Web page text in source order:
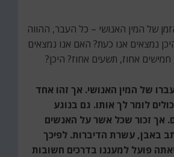
של המין האנושי – כל העבר, ההווה
נמצאים אנו כעת? האם אנו נמצאים
אחוז, תשעים אחוז? היכן?
של המין האנושי. אך זהו אחד
לומר לך אותו. גם בנוגע
אך זכור שכל אשר על האנשים
באבן, עשרת הדיברות. לפיכך
פועל למעננו בדרכים חשובות